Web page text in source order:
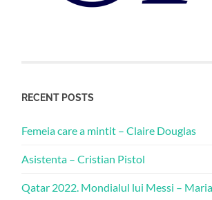
RECENT POSTS
Femeia care a mintit – Claire Douglas
Asistenta – Cristian Pistol
Qatar 2022. Mondialul lui Messi –